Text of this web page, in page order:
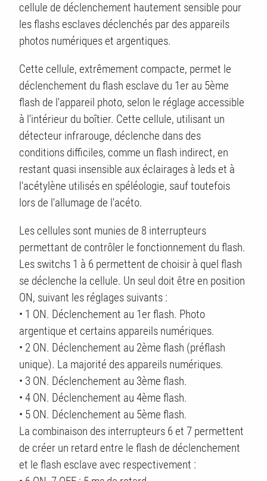
cellule de déclenchement hautement sensible pour
les flashs esclaves déclenchés par des appareils
photos numériques et argentiques.
Cette cellule, extrêmement compacte, permet le
déclenchement du flash esclave du 1er au 5ème
flash de l'appareil photo, selon le réglage accessible
à l’intérieur du boîtier. Cette cellule, utilisant un
détecteur infrarouge, déclenche dans des
conditions difficiles, comme un flash indirect, en
restant quasi insensible aux éclairages à leds et à
l'acétylène utilisés en spéléologie, sauf toutefois
lors de l'allumage de l'acéto.
Les cellules sont munies de 8 interrupteurs
permettant de contrôler le fonctionnement du flash.
Les switchs 1 à 6 permettent de choisir à quel flash
se déclenche la cellule. Un seul doit être en position
ON, suivant les réglages suivants :
• 1 ON. Déclenchement au 1er flash. Photo
argentique et certains appareils numériques.
• 2 ON. Déclenchement au 2ème flash (préflash
unique). La majorité des appareils numériques.
• 3 ON. Déclenchement au 3ème flash.
• 4 ON. Déclenchement au 4ème flash.
• 5 ON. Déclenchement au 5ème flash.
La combinaison des interrupteurs 6 et 7 permettent
de créer un retard entre le flash de déclenchement
et le flash esclave avec respectivement :